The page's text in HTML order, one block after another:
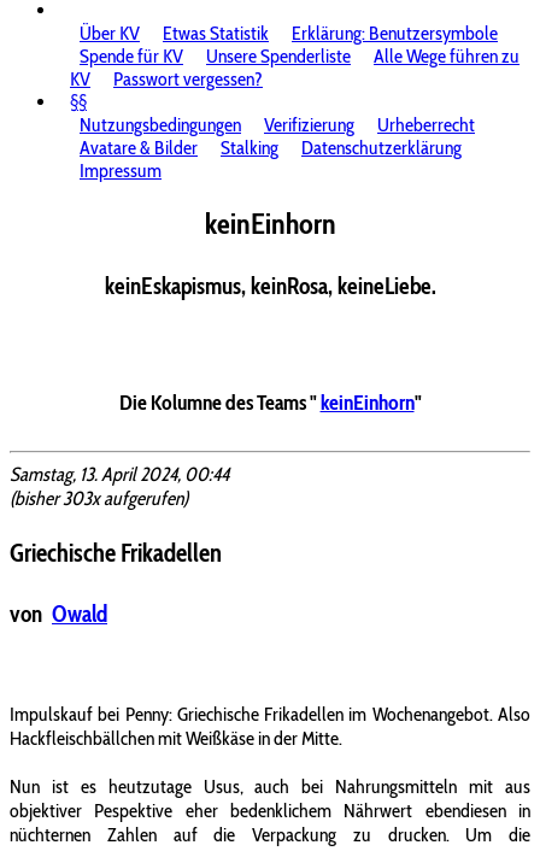
Über KV
Etwas Statistik
Erklärung: Benutzersymbole
Spende für KV
Unsere Spenderliste
Alle Wege führen zu
KV
Passwort vergessen?
§§
Nutzungsbedingungen
Verifizierung
Urheberrecht
Avatare & Bilder
Stalking
Datenschutzerklärung
Impressum
keinEinhorn
keinEskapismus, keinRosa, keineLiebe.
Die Kolumne des Teams "keinEinhorn"
Samstag, 13. April 2024, 00:44
(bisher 303x aufgerufen)
Griechische Frikadellen
von Owald
Impulskauf bei Penny: Griechische Frikadellen im Wochenangebot. Also
Hackfleischbällchen mit Weißkäse in der Mitte.
Nun ist es heutzutage Usus, auch bei Nahrungsmitteln mit aus
objektiver Pespektive eher bedenklichem Nährwert ebendiesen in
nüchternen Zahlen auf die Verpackung zu drucken. Um die